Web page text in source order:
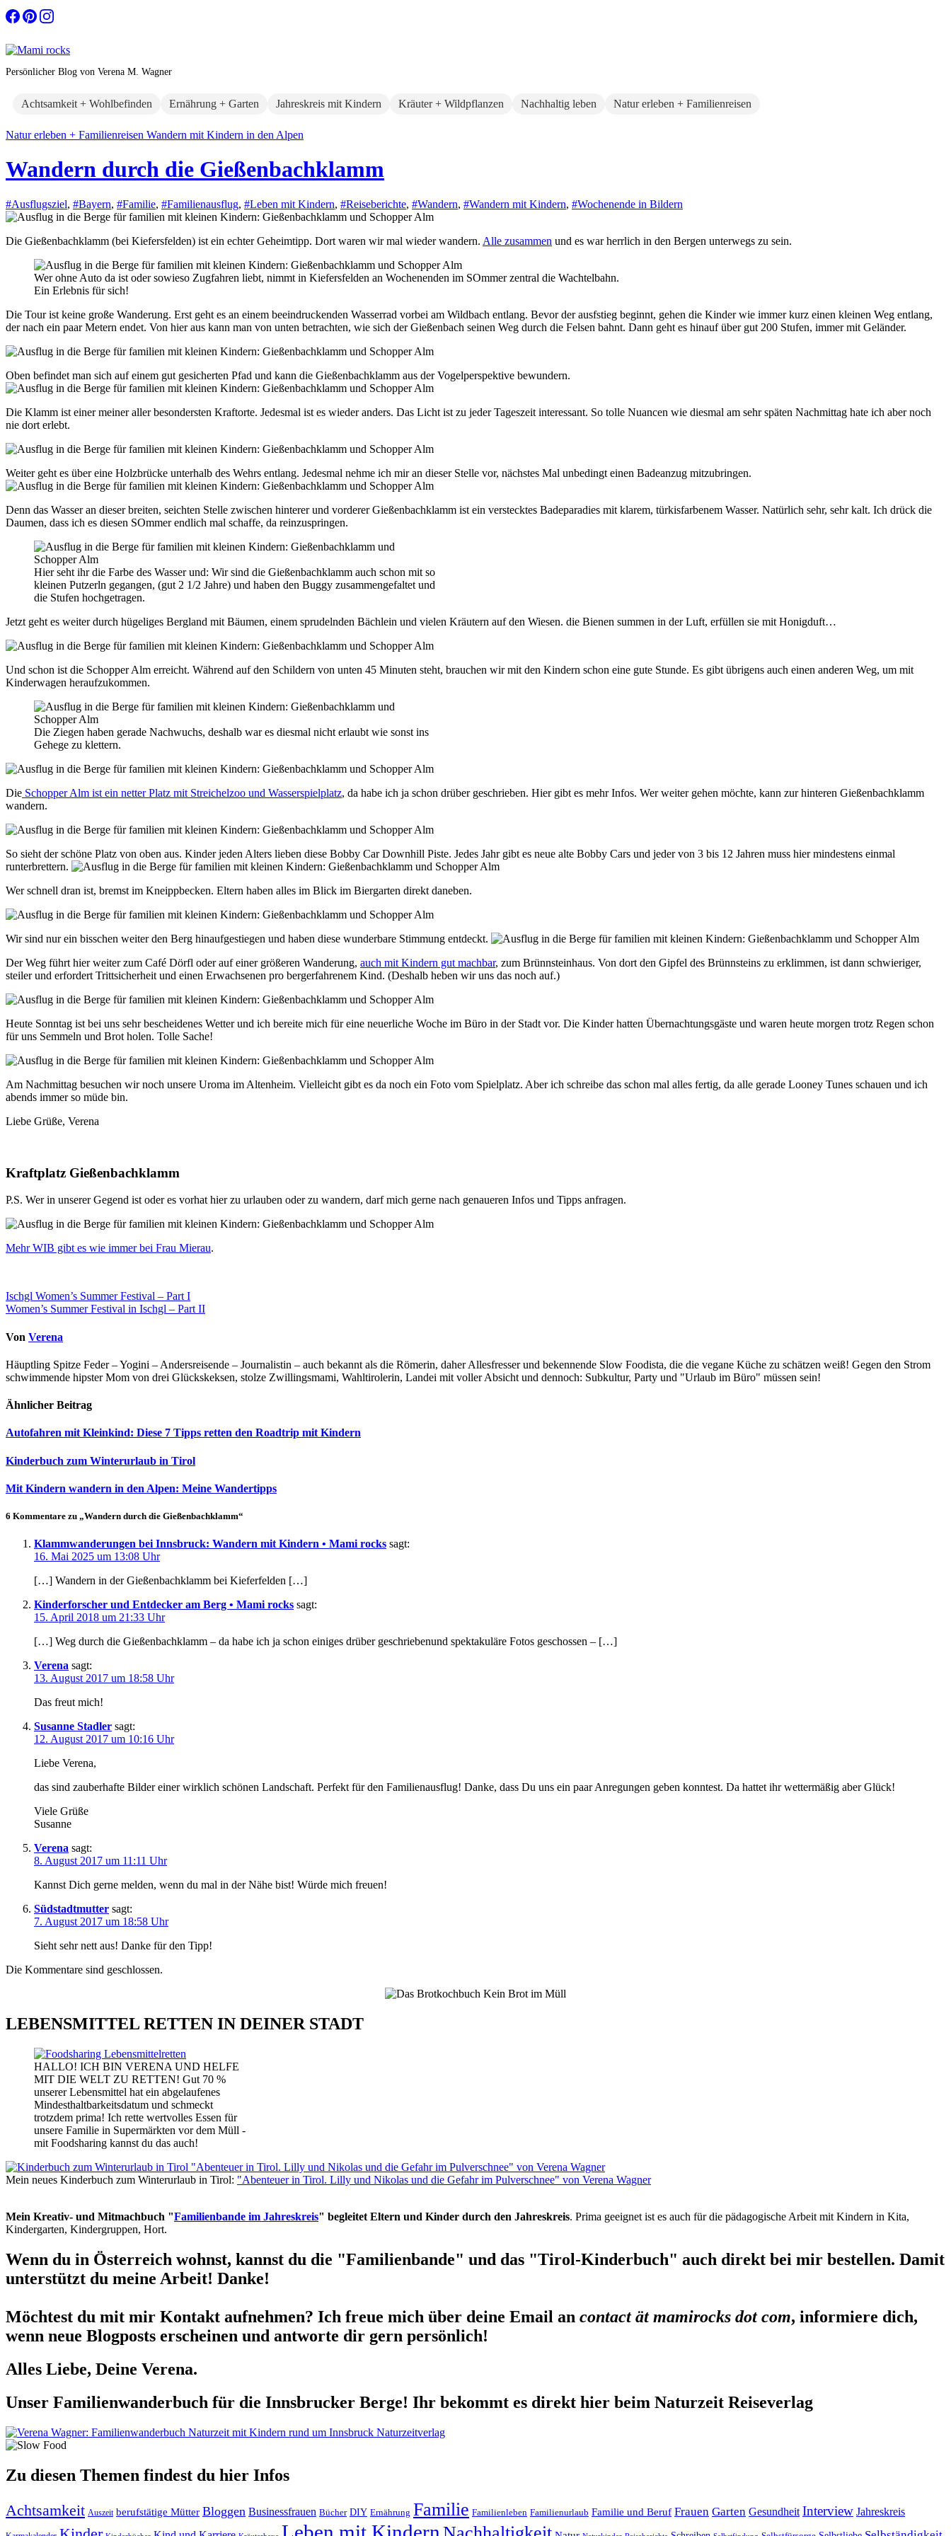
Zum
Inhalt
Persönlicher Blog von Verena M. Wagner
Achtsamkeit + Wohlbefinden Ernährung + Garten Jahreskreis mit Kindern Kräuter + Wildpflanzen Nachhaltig leben Natur erleben + Familienreisen
Natur erleben + Familienreisen Wandern mit Kindern in den Alpen
Wandern durch die Gießenbachklamm
#Ausflugsziel, #Bayern, #Familie, #Familienausflug, #Leben mit Kindern, #Reiseberichte, #Wandern, #Wandern mit Kindern, #Wochenende in Bildern
Die Gießenbachklamm (bei Kiefersfelden) ist ein echter Geheimtipp. Dort waren wir mal wieder wandern. Alle zusammen und es war herrlich in den Bergen unterwegs zu sein.
Wer ohne Auto da ist oder sowieso Zugfahren liebt, nimmt in Kiefersfelden an Wochenenden im SOmmer zentral die Wachtelbahn.
Ein Erlebnis für sich!
Die Tour ist keine große Wanderung. Erst geht es an einem beeindruckenden Wasserrad vorbei am Wildbach entlang. Bevor der ausfstieg beginnt, gehen die Kinder wie immer kurz einen kleinen Weg entlang,
der nach ein paar Metern endet. Von hier aus kann man von unten betrachten, wie sich der Gießenbach seinen Weg durch die Felsen bahnt. Dann geht es hinauf über gut 200 Stufen, immer mit Geländer.
Oben befindet man sich auf einem gut gesicherten Pfad und kann die Gießenbachklamm aus der Vogelperspektive bewundern.
Die Klamm ist einer meiner aller besondersten Kraftorte. Jedesmal ist es wieder anders. Das Licht ist zu jeder Tageszeit interessant. So tolle Nuancen wie diesmal am sehr späten Nachmittag hate ich aber noch
nie dort erlebt.
Weiter geht es über eine Holzbrücke unterhalb des Wehrs entlang. Jedesmal nehme ich mir an dieser Stelle vor, nächstes Mal unbedingt einen Badeanzug mitzubringen.
Denn das Wasser an dieser breiten, seichten Stelle zwischen hinterer und vorderer Gießenbachklamm ist ein verstecktes Badeparadies mit klarem, türkisfarbenem Wasser. Natürlich sehr, sehr kalt. Ich drück die
Daumen, dass ich es diesen SOmmer endlich mal schaffe, da reinzuspringen.
Hier seht ihr die Farbe des Wasser und: Wir sind die Gießenbachklamm auch schon mit so
kleinen Putzerln gegangen, (gut 2 1/2 Jahre) und haben den Buggy zusammengefaltet und
die Stufen hochgetragen.
Jetzt geht es weiter durch hügeliges Bergland mit Bäumen, einem sprudelnden Bächlein und vielen Kräutern auf den Wiesen. die Bienen summen in der Luft, erfüllen sie mit Honigduft…
Und schon ist die Schopper Alm erreicht. Während auf den Schildern von unten 45 Minuten steht, brauchen wir mit den Kindern schon eine gute Stunde. Es gibt übrigens auch einen anderen Weg, um mit
Kinderwagen heraufzukommen.
Die Ziegen haben gerade Nachwuchs, deshalb war es diesmal nicht erlaubt wie sonst ins
Gehege zu klettern.
Die Schopper Alm ist ein netter Platz mit Streichelzoo und Wasserspielplatz, da habe ich ja schon drüber geschrieben. Hier gibt es mehr Infos. Wer weiter gehen möchte, kann zur hinteren Gießenbachklamm
wandern.
So sieht der schöne Platz von oben aus. Kinder jeden Alters lieben diese Bobby Car Downhill Piste. Jedes Jahr gibt es neue alte Bobby Cars und jeder von 3 bis 12 Jahren muss hier mindestens einmal
runterbrettern.
Wer schnell dran ist, bremst im Kneippbecken. Eltern haben alles im Blick im Biergarten direkt daneben.
Wir sind nur ein bisschen weiter den Berg hinaufgestiegen und haben diese wunderbare Stimmung entdeckt.
Der Weg führt hier weiter zum Café Dörfl oder auf einer größeren Wanderung, auch mit Kindern gut machbar, zum Brünnsteinhaus. Von dort den Gipfel des Brünnsteins zu erklimmen, ist dann schwieriger,
steiler und erfordert Trittsicherheit und einen Erwachsenen pro bergerfahrenem Kind. (Deshalb heben wir uns das noch auf.)
Heute Sonntag ist bei uns sehr bescheidenes Wetter und ich bereite mich für eine neuerliche Woche im Büro in der Stadt vor. Die Kinder hatten Übernachtungsgäste und waren heute morgen trotz Regen schon
für uns Semmeln und Brot holen. Tolle Sache!
Am Nachmittag besuchen wir noch unsere Uroma im Altenheim. Vielleicht gibt es da noch ein Foto vom Spielplatz. Aber ich schreibe das schon mal alles fertig, da alle gerade Looney Tunes schauen und ich
abends immer so müde bin.
Liebe Grüße, Verena
Kraftplatz Gießenbachklamm
P.S. Wer in unserer Gegend ist oder es vorhat hier zu urlauben oder zu wandern, darf mich gerne nach genaueren Infos und Tipps anfragen.
Mehr WIB gibt es wie immer bei Frau Mierau.
Beitragsnavigation
Ischgl Women’s Summer Festival – Part I
Women’s Summer Festival in Ischgl – Part II
Von Verena
Häuptling Spitze Feder – Yogini – Andersreisende – Journalistin – auch bekannt als die Römerin, daher Allesfresser und bekennende Slow Foodista, die die vegane Küche zu schätzen weiß! Gegen den Strom
schwimmende hipster Mom von drei Glückskeksen, stolze Zwillingsmami, Wahltirolerin, Landei mit voller Absicht und dennoch: Subkultur, Party und "Urlaub im Büro" müssen sein!
Ähnlicher Beitrag
Autofahren mit Kleinkind: Diese 7 Tipps retten den Roadtrip mit Kindern
Kinderbuch zum Winterurlaub in Tirol
Mit Kindern wandern in den Alpen: Meine Wandertipps
6 Kommentare zu „Wandern durch die Gießenbachklamm“
Klammwanderungen bei Innsbruck: Wandern mit Kindern • Mami rocks sagt:
16. Mai 2025 um 13:08 Uhr
[…] Wandern in der Gießenbachklamm bei Kieferfelden […]
Kinderforscher und Entdecker am Berg • Mami rocks sagt:
15. April 2018 um 21:33 Uhr
[…] Weg durch die Gießenbachklamm – da habe ich ja schon einiges drüber geschriebenund spektakuläre Fotos geschossen – […]
Verena sagt:
13. August 2017 um 18:58 Uhr
Das freut mich!
Susanne Stadler sagt:
12. August 2017 um 10:16 Uhr
Liebe Verena,
das sind zauberhafte Bilder einer wirklich schönen Landschaft. Perfekt für den Familienausflug! Danke, dass Du uns ein paar Anregungen geben konntest. Da hattet ihr wettermäßig aber Glück!
Viele Grüße
Susanne
Verena sagt:
8. August 2017 um 11:11 Uhr
Kannst Dich gerne melden, wenn du mal in der Nähe bist! Würde mich freuen!
Südstadtmutter sagt:
7. August 2017 um 18:58 Uhr
Sieht sehr nett aus! Danke für den Tipp!
Die Kommentare sind geschlossen.
LEBENSMITTEL RETTEN IN DEINER STADT
HALLO! ICH BIN VERENA UND HELFE
MIT DIE WELT ZU RETTEN! Gut 70 %
unserer Lebensmittel hat ein abgelaufenes
Mindesthaltbarkeitsdatum und schmeckt
trotzdem prima! Ich rette wertvolles Essen für
unsere Familie in Supermärkten vor dem Müll -
mit Foodsharing kannst du das auch!
Mein neues Kinderbuch zum Winterurlaub in Tirol: "Abenteuer in Tirol. Lilly und Nikolas und die Gefahr im Pulverschnee" von Verena Wagner
Mein Kreativ- und Mitmachbuch "Familienbande im Jahreskreis" begleitet Eltern und Kinder durch den Jahreskreis. Prima geeignet ist es auch für die pädagogische Arbeit mit Kindern in Kita,
Kindergarten, Kindergruppen, Hort.
Wenn du in Österreich wohnst, kannst du die "Familienbande" und das "Tirol-Kinderbuch" auch direkt bei mir bestellen. Damit
unterstützt du meine Arbeit! Danke!
Möchtest du mit mir Kontakt aufnehmen? Ich freue mich über deine Email an contact ät mamirocks dot com, informiere dich,
wenn neue Blogposts erscheinen und antworte dir gern persönlich!
Alles Liebe, Deine Verena.
Unser Familienwanderbuch für die Innsbrucker Berge! Ihr bekommt es direkt hier beim Naturzeit Reiseverlag
Zu diesen Themen findest du hier Infos
Achtsamkeit Auszeit berufstätige Mütter Bloggen Businessfrauen Bücher DIY Ernährung Familie Familienleben Familienurlaub Familie und Beruf Frauen Garten Gesundheit Interview Jahreskreis
Leben mit Kindern